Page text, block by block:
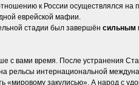
к России осуществлялся на
еврейской мафии.
стадии был завершён сильным
с вами время. После устранения
рельсы интернациональной
«мировому закулисью». А народ с